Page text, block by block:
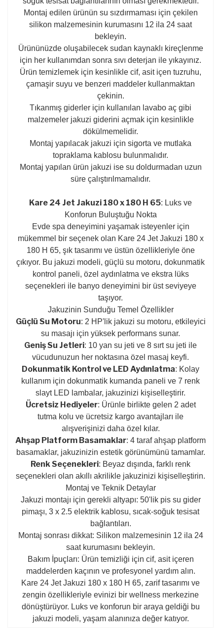
Montaj edilen ürünün su sızdırmaması için çekilen
silikon malzemesinin kurumasını 12 ila 24 saat
bekleyin.
Ürününüzde oluşabilecek sudan kaynaklı kireçlenme
için her kullanımdan sonra sıvı deterjan ile yıkayınız.
Ürün temizlemek için kesinlikle cif, asit içen tuzruhu,
çamaşir suyu ve benzeri maddeler kullanmaktan
çekinin.
Tıkanmış giderler için kullanılan lavabo aç gibi
malzemeler jakuzi giderini açmak için kesinlikle
dökülmemelidir.
Montaj yapılacak jakuzi için sigorta ve mutlaka
topraklama kablosu bulunmalıdır.
Montaj yapılan ürün jakuzi ise su doldurmadan uzun
süre çalıştırılmamalıdır.
Kare 24 Jet Jakuzi 180 x 180 H 65: Luks ve
Konforun Buluştuğu Nokta
Evde spa deneyimini yaşamak isteyenler için
mükemmel bir seçenek olan Kare 24 Jet Jakuzi 180 x
180 H 65, şık tasarımı ve üstün özellikleriyle öne
çıkıyor. Bu jakuzi modeli, güçlü su motoru, dokunmatik
kontrol paneli, özel aydınlatma ve ekstra lüks
seçenekleri ile banyo deneyimini bir üst seviyeye
taşıyor.
Jakuzinin Sunduğu Temel Özellikler
Güçlü Su Motoru: 2 HP'lik jakuzi su motoru, etkileyici
su masajı için yüksek performans sunar.
Geniş Su Jetleri: 10 yan su jeti ve 8 sırt su jeti ile
vücudunuzun her noktasına özel masaj keyfi.
Dokunmatik Kontrol ve LED Aydınlatma: Kolay
kullanım için dokunmatik kumanda paneli ve 7 renk
slayt LED lambalar, jakuzinizi kişiselleştirir.
Ücretsiz Hediyeler: Ürünle birlikte gelen 2 adet
tutma kolu ve ücretsiz kargo avantajları ile
alışverişinizi daha özel kılar.
Ahşap Platform Basamaklar: 4 taraf ahşap platform
basamaklar, jakuzinizin estetik görünümünü tamamlar.
Renk Seçenekleri: Beyaz dışında, farklı renk
seçenekleri olan akıllı akrilikle jakuzinizi kişiselleştirin.
Montaj ve Teknik Detaylar
Jakuzi montajı için gerekli altyapı: 50'lik pis su gider
pimaşı, 3 x 2.5 elektrik kablosu, sıcak-soğuk tesisat
bağlantıları.
Montaj sonrası dikkat: Silikon malzemesinin 12 ila 24
saat kurumasını bekleyin.
Bakım İpuçları: Ürün temizliği için cif, asit içeren
maddelerden kaçının ve profesyonel yardım alın.
Kare 24 Jet Jakuzi 180 x 180 H 65, zarif tasarımı ve
zengin özellikleriyle evinizi bir wellness merkezine
dönüştürüyor. Luks ve konforun bir araya geldiği bu
jakuzi modeli, yaşam alanınıza değer katıyor.